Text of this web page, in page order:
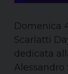
Domenica
Scarlatti
dedicata
Alessandro